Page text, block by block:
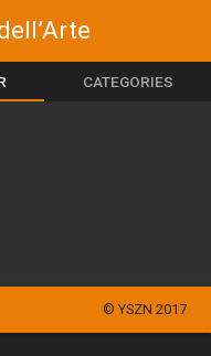
CATEGORIES
© YSZN 2017